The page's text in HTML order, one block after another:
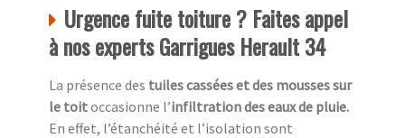
Urgence fuite toiture ? Faites appel
à nos experts Garrigues Herault 34
La présence des tuiles cassées et des mousses sur
le toitoccasionne l’infiltration des eaux de pluie.
En effet, l’étanchéité et l’isolation sont